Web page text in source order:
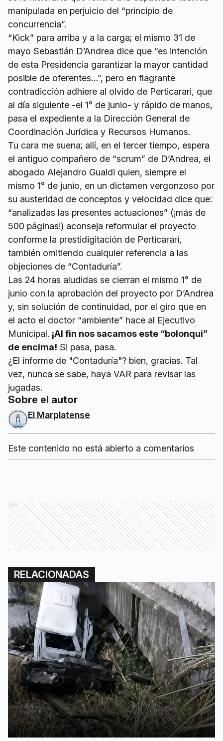
manipulada en perjuicio del “principio de
concurrencia”.
“Kick” para arriba y a la carga; el mismo 31 de
mayo Sebastián D’Andrea dice que “es intención
de esta Presidencia garantizar la mayor cantidad
posible de oferentes…”, pero en flagrante
contradicción adhiere al olvido de Perticarari, que
al día siguiente -el 1° de junio- y rápido de manos,
pasa el expediente a la Dirección General de
Coordinación Jurídica y Recursos Humanos.
Tu cara me suena; allí, en el tercer tiempo, espera
el antiguo compañero de “scrum” de D’Andrea, el
abogado Alejandro Gualdi quien, siempre el
mismo 1° de junio, en un dictamen vergonzoso por
su austeridad de conceptos y velocidad dice que:
“analizadas las presentes actuaciones” (¡más de
500 páginas!) aconseja reformular el proyecto
conforme la prestidigitación de Perticarari,
también omitiendo cualquier referencia a las
objeciones de “Contaduría”.
Las 24 horas aludidas se cierran el mismo 1° de
junio con la aprobación del proyecto por D’Andrea
y, sin solución de continuidad, por el giro que en
el acto el doctor “ambiente” hace al Ejecutivo
Municipal. ¡Al fin nos sacamos este “bolonqui”
de encima! Si pasa, pasa.
¿El informe de "Contaduría"? bien, gracias. Tal
vez, nunca se sabe, haya VAR para revisar las
jugadas.
Sobre el autor
El Marplatense
Este contenido no está abierto a comentarios
Ads
RELACIONADAS